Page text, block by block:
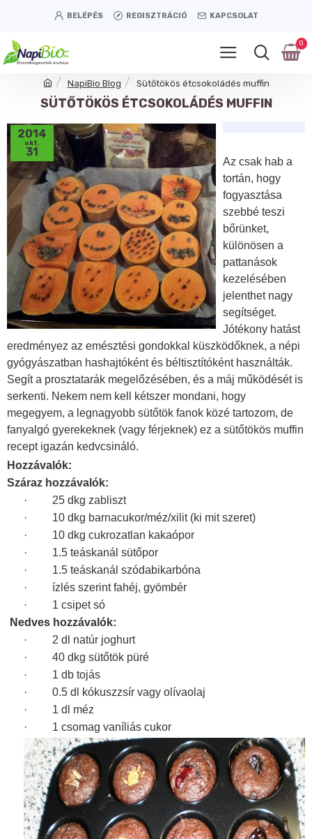
BELÉPÉS REGISZTRÁCIÓ KAPCSOLAT
0
NapiBio Blog Sütőtökös étcsokoládés muffin
SÜTŐTÖKÖS ÉTCSOKOLÁDÉS MUFFIN
2014
okt.
31
Az csak hab a
tortán, hogy
fogyasztása
szebbé teszi
bőrünket,
különösen a
pattanások
kezelésében
jelenthet nagy
segítséget.
Jótékony hatást
eredményez az emésztési gondokkal küszködőknek, a népi
gyógyászatban hashajtóként és béltisztítóként használták.
Segít a prosztatarák megelőzésében, és a máj működését is
serkenti. Nekem nem kell kétszer mondani, hogy
megegyem, a legnagyobb sütőtök fanok közé tartozom, de
fanyalgó gyerekeknek (vagy férjeknek) ez a sütőtökös muffin
recept igazán kedvcsináló.
Hozzávalók:
Száraz hozzávalók:
· 25 dkg zabliszt
· 10 dkg barnacukor/méz/xilit (ki mit szeret)
· 10 dkg cukrozatlan kakaópor
· 1.5 teáskanál sütőpor
· 1.5 teáskanál szódabikarbóna
· ízlés szerint fahéj, gyömbér
· 1 csipet só
Nedves hozzávalók:
· 2 dl natúr joghurt
· 40 dkg sütőtök püré
· 1 db tojás
· 0.5 dl kókuszzsír vagy olívaolaj
· 1 dl méz
· 1 csomag vaníliás cukor